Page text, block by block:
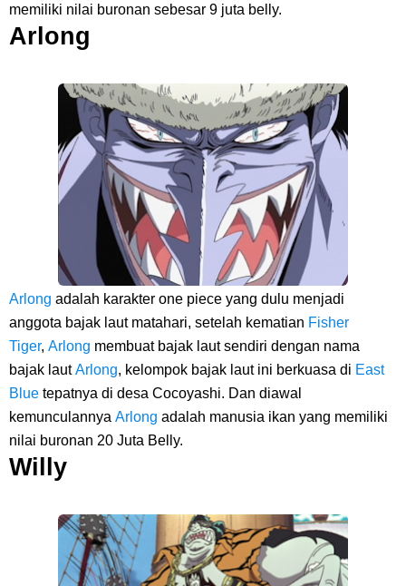
Kisah Indah
memiliki nilai buronan sebesar 9 juta belly.
Arlong
Arlong adalah karakter one piece yang dulu menjadi
anggota bajak laut matahari, setelah kematian Fisher
Tiger, Arlong membuat bajak laut sendiri dengan nama
bajak lautArlong, kelompok bajak laut ini berkuasa di East
Blue tepatnya di desa Cocoyashi. Dan diawal
kemunculannya Arlong adalah manusia ikan yang memiliki
nilai buronan 20 Juta Belly.
Willy